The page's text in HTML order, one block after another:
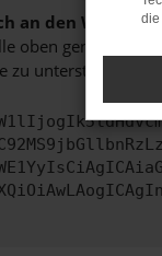
an den
oben genannten
zu unterstützen:
die